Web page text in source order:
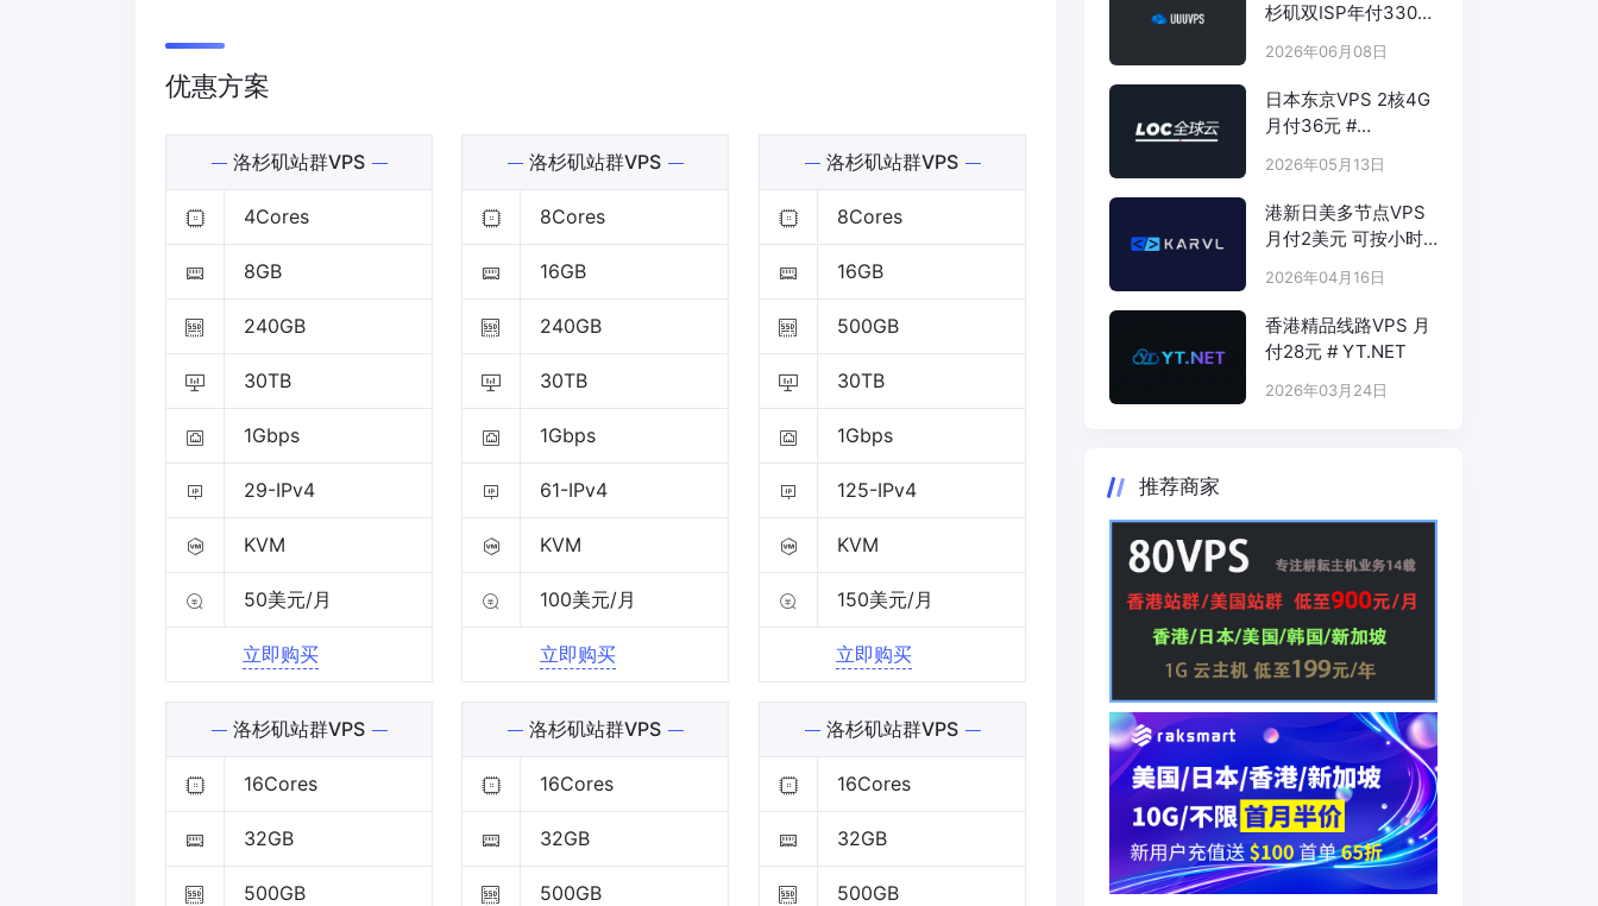
优惠方案
洛杉矶站群VPS
4Cores
8GB
240GB
30TB
1Gbps
29-IPv4
KVM
50美元/月
立即购买
洛杉矶站群VPS
8Cores
16GB
240GB
30TB
1Gbps
61-IPv4
KVM
100美元/月
立即购买
洛杉矶站群VPS
8Cores
16GB
500GB
30TB
1Gbps
125-IPv4
KVM
150美元/月
立即购买
洛杉矶站群VPS
16Cores
32GB
500GB
洛杉矶站群VPS
16Cores
32GB
500GB
洛杉矶站群VPS
16Cores
32GB
500GB
杉矶双ISP年付330元
2026年06月08日
日本东京VPS 2核4G
月付36元 #
2026年05月13日
港新日美多节点VPS
月付2美元 可按小时
2026年04月16日
香港精品线路VPS 月
付28元 # YT.NET
2026年03月24日
推荐商家